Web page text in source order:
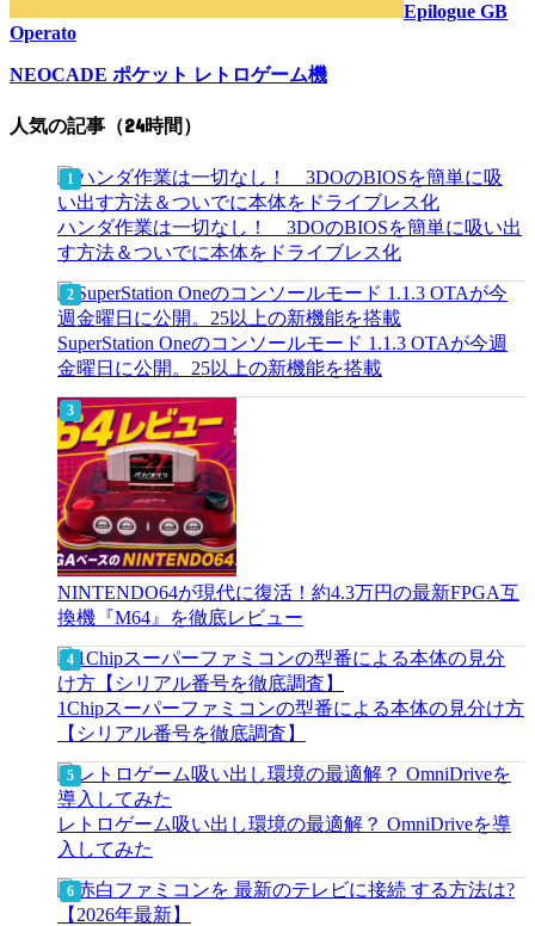
Epilogue GB
Operato
NEOCADE ポケット レトロゲーム機
人気の記事（24時間）
ハンダ作業は一切なし！ 3DOのBIOSを簡単に吸い出
す方法＆ついでに本体をドライブレス化
SuperStation Oneのコンソールモード 1.1.3 OTAが今週
金曜日に公開。25以上の新機能を搭載
NINTENDO64が現代に復活！約4.3万円の最新FPGA互
換機『M64』を徹底レビュー
1Chipスーパーファミコンの型番による本体の見分け方
【シリアル番号を徹底調査】
レトロゲーム吸い出し環境の最適解？ OmniDriveを導
入してみた